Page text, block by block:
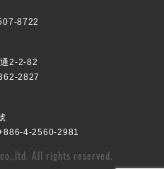
8722
2-2-82
2827
4-2560-2981
All rights reserved.